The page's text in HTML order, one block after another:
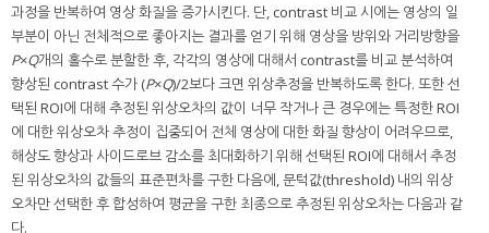
과정을 반복하여 영상 화질을 증가시킨다. 단, contrast 비교 시에는 영상의 일
부분이 아닌 전체적으로 좋아지는 결과를 얻기 위해 영상을 방위와 거리방향을
P×Q개의 홀수로 분할한 후, 각각의 영상에 대해서 contrast를 비교 분석하여
향상된 contrast 수가 (P×Q)/2보다 크면 위상추정을 반복하도록 한다. 또한 선
택된 ROI에 대해 추정된 위상오차의 값이 너무 작거나 큰 경우에는 특정한 ROI
에 대한 위상오차 추정이 집중되어 전체 영상에 대한 화질 향상이 어려우므로,
해상도 향상과 사이드로브 감소를 최대화하기 위해 선택된 ROI에 대해서 추정
된 위상오차의 값들의 표준편차를 구한 다음에, 문턱값(threshold) 내의 위상
오차만 선택한 후 합성하여 평균을 구한 최종으로 추정된 위상오차는 다음과 같
다.